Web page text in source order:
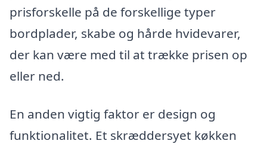
prisforskelle på de forskellige typer
bordplader, skabe og hårde hvidevarer,
der kan være med til at trække prisen op
eller ned.
En anden vigtig faktor er design og
funktionalitet. Et skræddersyet køkken